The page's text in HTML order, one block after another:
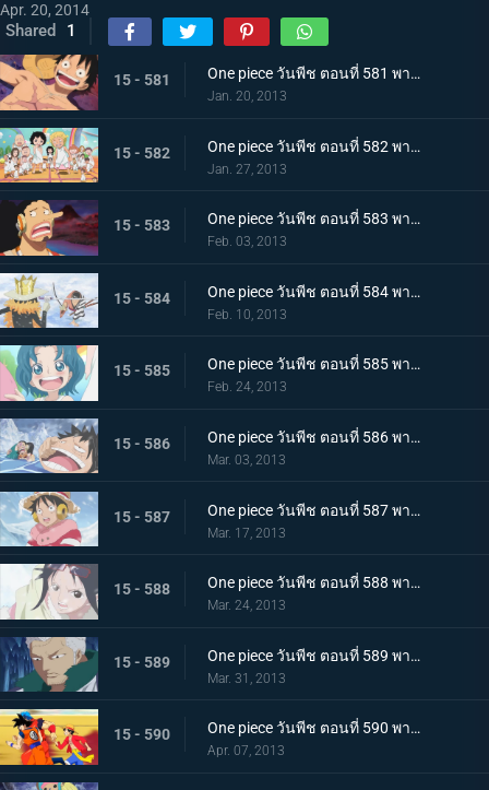
Apr. 20, 2014
Shared 1
15 - 581 One piece วันพีช ตอนที่ 581 พากย์ไทย กลุ่มหมวกฟางโกลาหล! ซามูไรมีแต่หัวปรากฏตัว!
Jan. 20, 2013
15 - 582 One piece วันพีช ตอนที่ 582 พากย์ไทย ตะลึง! ความลับของเกาะที่กระจ่างชัดในที่สุด
Jan. 27, 2013
15 - 583 One piece วันพีช ตอนที่ 583 พากย์ไทย ช่วยเหลือพวกเด็กๆ! สงครามพวกพ้อง เปิดฉาก
Feb. 03, 2013
15 - 584 One piece วันพีช ตอนที่ 584 พากย์ไทย การต่อสู้ด้วยดาบ บรู๊ค ปะทะ ลำตัวซามูไรปริศนา
Feb. 10, 2013
15 - 585 One piece วันพีช ตอนที่ 585 พากย์ไทย เจ็ดเทพโจรสลัด! ทราฟัลการ์ ลอว์
Feb. 24, 2013
15 - 586 One piece วันพีช ตอนที่ 586 พากย์ไทย วิกฤติครั้งใหญ่ ลูฟี่จมทะเลสาบหนาวจัด
Mar. 03, 2013
15 - 587 One piece วันพีช ตอนที่ 587 พากย์ไทย ปะทะรุนแรง! ลอว์ ปะทะ พลเรือโทสโมคเกอร์
Mar. 17, 2013
15 - 588 One piece วันพีช ตอนที่ 588 พากย์ไทย พบเจออีกครั้งหลังผ่านไป 2 ปี! ลูฟี่กับลอว์
Mar. 24, 2013
15 - 589 One piece วันพีช ตอนที่ 589 พากย์ไทย เลวร้ายที่สุดโนโลก นักวิทยาศาสตร์ผู้น่าสะพรึงกลัว ซีซ่า
Mar. 31, 2013
15 - 590 One piece วันพีช ตอนที่ 590 พากย์ไทย ตอนพิเศษ! การรวมตัวที่แข็งแกร่งที่สุดในประวัติศาสตร์ ปะทะ จอมตะกละแห่งท้องทะเล
Apr. 07, 2013